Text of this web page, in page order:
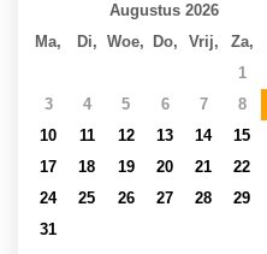
Augustus 2026
Ma,
Di, Woe, Do, Vrij, Za,
1
3
4 5 6 7 8
10
11 12 13 14 15
17
18 19 20 21 22
24
25 26 27 28 29
31